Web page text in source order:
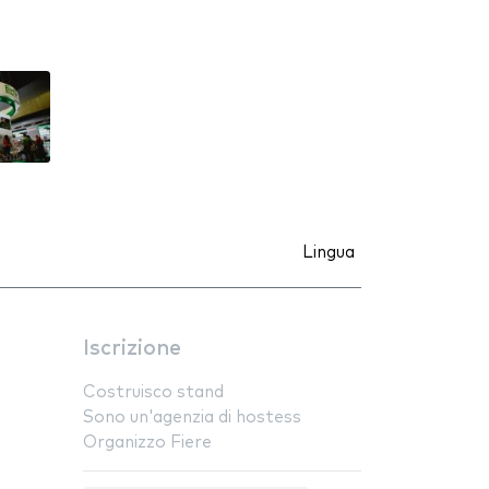
Lingua
Iscrizione
Costruisco stand
Sono un'agenzia di hostess
Organizzo Fiere